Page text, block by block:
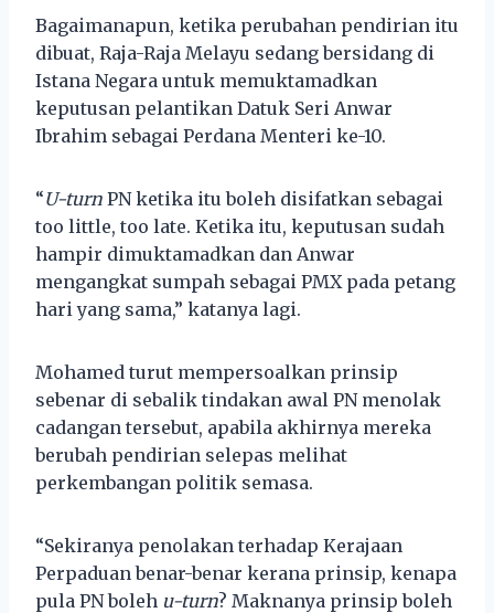
Bagaimanapun, ketika perubahan pendirian itu
dibuat, Raja-Raja Melayu sedang bersidang di
Istana Negara untuk memuktamadkan
keputusan pelantikan Datuk Seri Anwar
Ibrahim sebagai Perdana Menteri ke-10.
“U-turn PN ketika itu boleh disifatkan sebagai
too little, too late. Ketika itu, keputusan sudah
hampir dimuktamadkan dan Anwar
mengangkat sumpah sebagai PMX pada petang
hari yang sama,” katanya lagi.
Mohamed turut mempersoalkan prinsip
sebenar di sebalik tindakan awal PN menolak
cadangan tersebut, apabila akhirnya mereka
berubah pendirian selepas melihat
perkembangan politik semasa.
“Sekiranya penolakan terhadap Kerajaan
Perpaduan benar-benar kerana prinsip, kenapa
pula PN boleh u-turn? Maknanya prinsip boleh